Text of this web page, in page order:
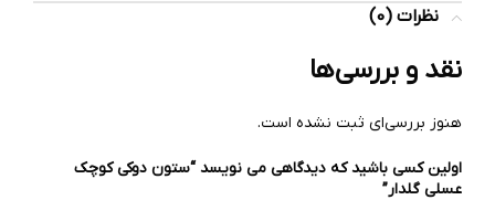
نظرات (0)
نقد و بررسی‌ها
هنوز بررسی‌ای ثبت نشده است.
اولین کسی باشید که دیدگاهی می نویسد “ستون دوکی کوچک
عسلی گلدار”